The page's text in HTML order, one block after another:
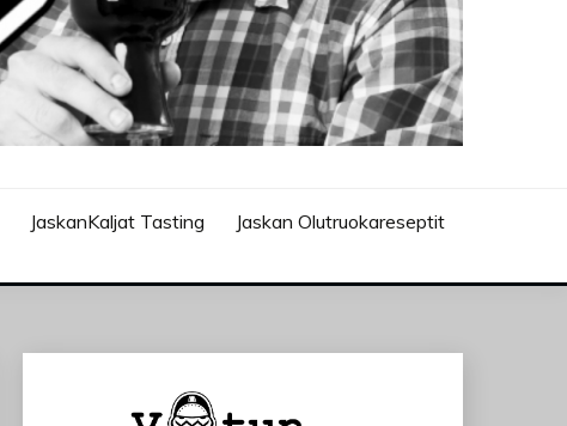
JaskanKaljat Tasting
Jaskan Olutruokareseptit